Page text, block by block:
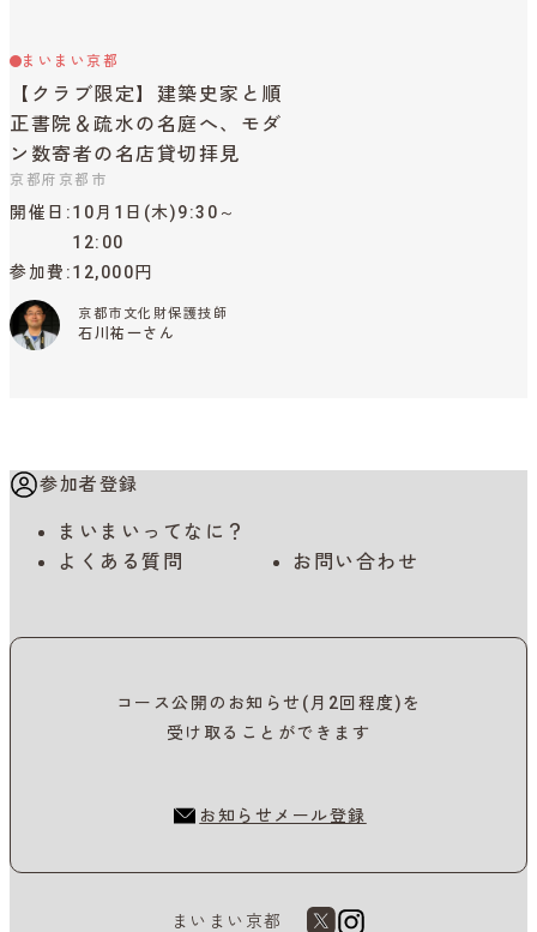
まいまい京都
【クラブ限定】建築史家と順
正書院＆疏水の名庭へ、モダ
ン数寄者の名店貸切拝見
京都府京都市
開催日
10月1日(木)9:30～
12:00
参加費 12,000円
京都市文化財保護技師
石川祐一さん
参加者登録
まいまいってなに？
よくある質問
お問い合わせ
コース公開のお知らせ(月2回程度)を
受け取ることができます
お知らせメール登録
まいまい京都